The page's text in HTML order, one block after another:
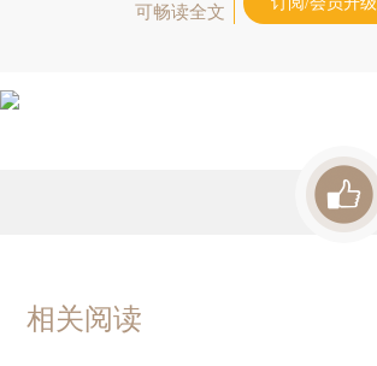
可畅读全文
相关阅读